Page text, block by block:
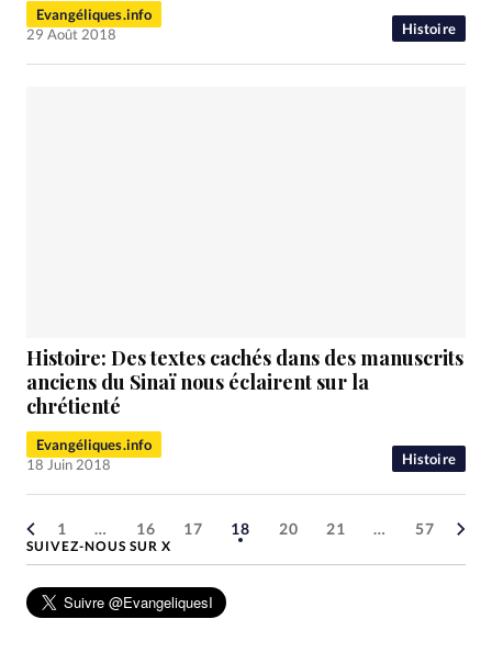
Histoire
Evangéliques.info
29 Août 2018
Histoire
Histoire: Des textes cachés dans des manuscrits
anciens du Sinaï nous éclairent sur la
chrétienté
Evangéliques.info
18 Juin 2018
1 … 16 17 18 20 21 … 57
SUIVEZ-NOUS SUR X